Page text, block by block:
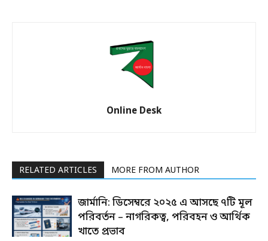
Online Desk
RELATED ARTICLES MORE FROM AUTHOR
জার্মানি: ডিসেম্বরে ২০২৫ এ আসছে ৭টি মূল
পরিবর্তন – নাগরিকত্ব, পরিবহন ও আর্থিক
খাতে প্রভাব